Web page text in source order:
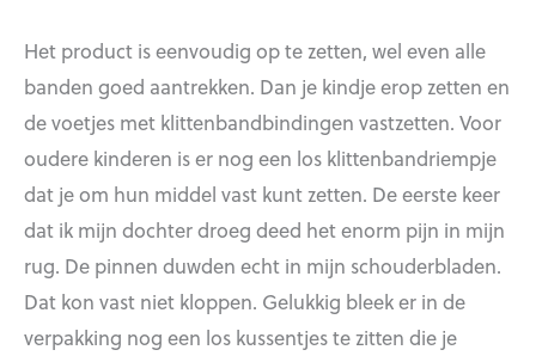
Het product is eenvoudig op te zetten, wel even alle
banden goed aantrekken. Dan je kindje erop zetten en
de voetjes met klittenbandbindingen vastzetten. Voor
oudere kinderen is er nog een los klittenbandriempje
dat je om hun middel vast kunt zetten. De eerste keer
dat ik mijn dochter droeg deed het enorm pijn in mijn
rug. De pinnen duwden echt in mijn schouderbladen.
Dat kon vast niet kloppen. Gelukkig bleek er in de
verpakking nog een los kussentjes te zitten die je